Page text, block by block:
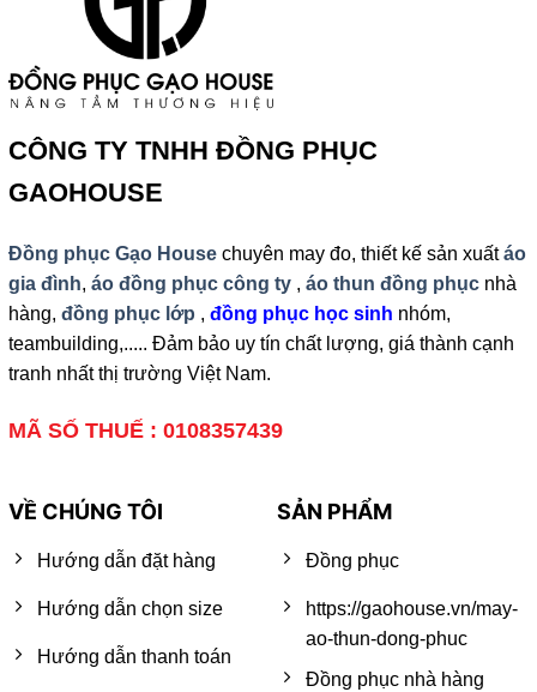
CÔNG TY TNHH ĐỒNG PHỤC
GAOHOUSE
Đồng phục Gạo Housechuyên may đo, thiết kế sản xuấtáo
gia đình, áo đồng phục công ty, áo thun đồng phụcnhà
hàng, đồng phục lớp , đồng phục học sinh nhóm,
teambuilding,..... Đảm bảo uy tín chất lượng, giá thành cạnh
tranh nhất thị trường Việt Nam.
MÃ SỐ THUẾ : 0108357439
VỀ CHÚNG TÔI
Hướng dẫn đặt hàng
Hướng dẫn chọn size
Hướng dẫn thanh toán
SẢN PHẨM
Đồng phục
https://gaohouse.vn/may-
ao-thun-dong-phuc
Đồng phục nhà hàng